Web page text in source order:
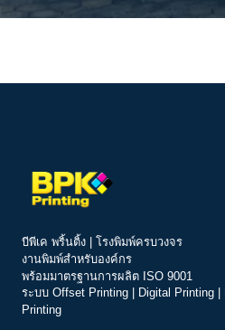
บีพีเค พริ้นติ้ง | โรงพิมพ์ครบวงจร
งานพิมพ์สำหรับองค์กร
พร้อมมาตรฐานการผลิต ISO 9001
ระบบ Offset Printing Digital Printing
Printing